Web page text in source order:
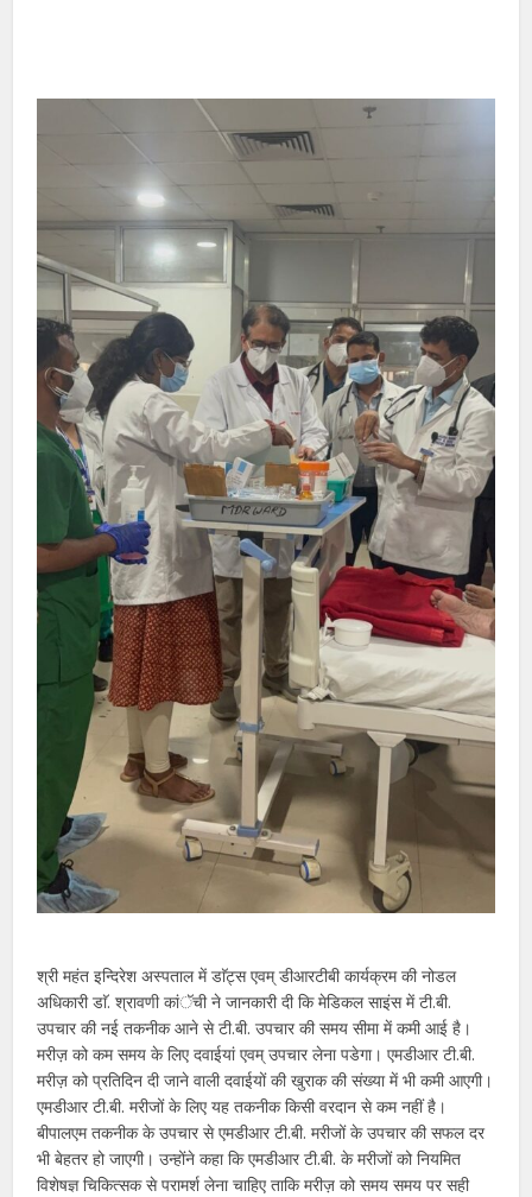
श्री महंत इन्दिरेश अस्पताल में डाॅट्स एवम् डीआरटीबी कार्यक्रम की नोडल
अधिकारी डाॅ. श्रावणी कांॅची ने जानकारी दी कि मेडिकल साइंस में टी.बी.
उपचार की नई तकनीक आने से टी.बी. उपचार की समय सीमा में कमी आई है।
मरीज़ को कम समय के लिए दवाईयां एवम् उपचार लेना पडेगा। एमडीआर टी.बी.
मरीज़ को प्रतिदिन दी जाने वाली दवाईयों की खुराक की संख्या में भी कमी आएगी।
एमडीआर टी.बी. मरीजों के लिए यह तकनीक किसी वरदान से कम नहीं है।
बीपालएम तकनीक के उपचार से एमडीआर टी.बी. मरीजों के उपचार की सफल दर
भी बेहतर हो जाएगी। उन्होंने कहा कि एमडीआर टी.बी. के मरीजों को नियमित
विशेषज्ञ चिकित्सक से परामर्श लेना चाहिए ताकि मरीज़ को समय समय पर सही